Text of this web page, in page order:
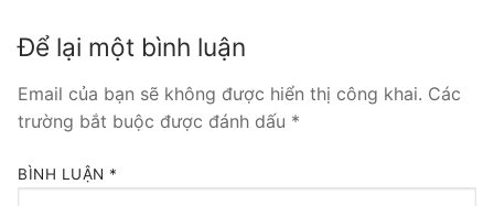
Tổng đài VoIP Yeastar S300
HOSTED PHONE SYSTEM
Để lại một bình luận
Email của bạn sẽ không được hiển thị công khai. Các
trường bắt buộc được đánh dấu *
BÌNH LUẬN *